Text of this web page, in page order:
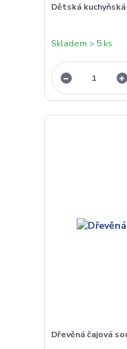
Dětská
Skladem > 5 ks
Dřevěná čajová